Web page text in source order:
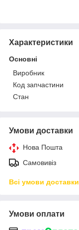
Характеристики
Основні
Виробник
Код запчастини
Стан
Умови доставки
Нова Пошта
Самовивіз
Всі умови доставки
Умови оплати